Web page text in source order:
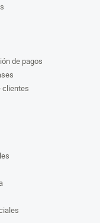
de pagos
clientes